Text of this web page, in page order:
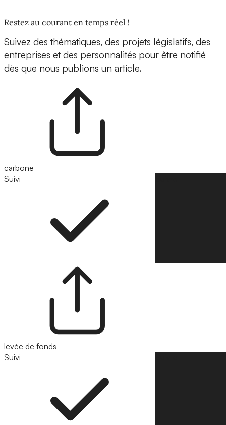
Restez au courant en temps réel !
Suivez des thématiques, des projets législatifs, des
entreprises et des personnalités pour être notifié
dès que nous publions un article.
carbone
Suivi
levée de fonds
Suivi